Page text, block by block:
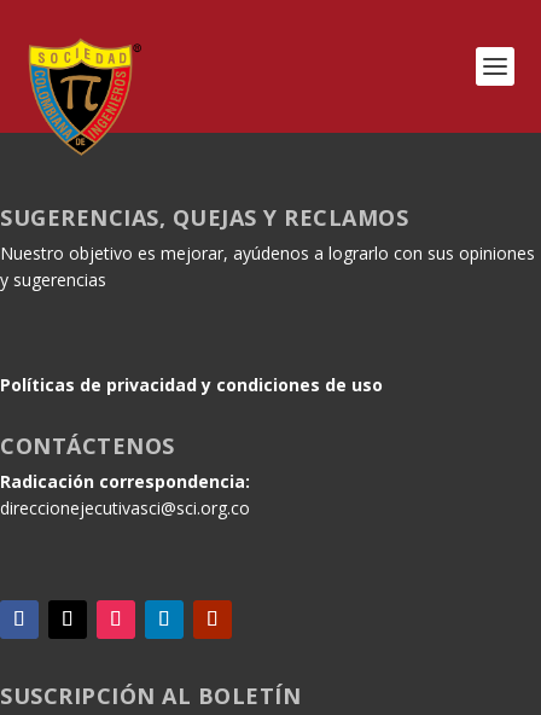
SUGERENCIAS, QUEJAS Y RECLAMOS
Nuestro objetivo es mejorar, ayúdenos a lograrlo con sus opiniones
y sugerencias
Políticas de privacidad y condiciones de uso
CONTÁCTENOS
Radicación correspondencia:
direccionejecutivasci@sci.org.co
SUSCRIPCIÓN AL BOLETÍN